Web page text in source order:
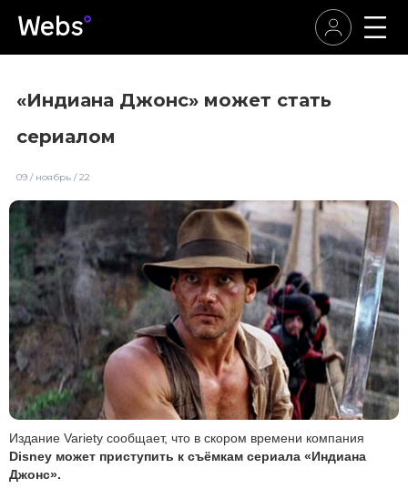
«Индиана Джонс» может стать
сериалом
09 / ноябрь / 22
Издание Variety сообщает, что в скором времени компания
Disney может приступить к съёмкам сериала «Индиана
Джонс».